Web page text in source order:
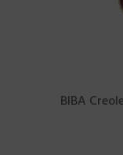
BIBA